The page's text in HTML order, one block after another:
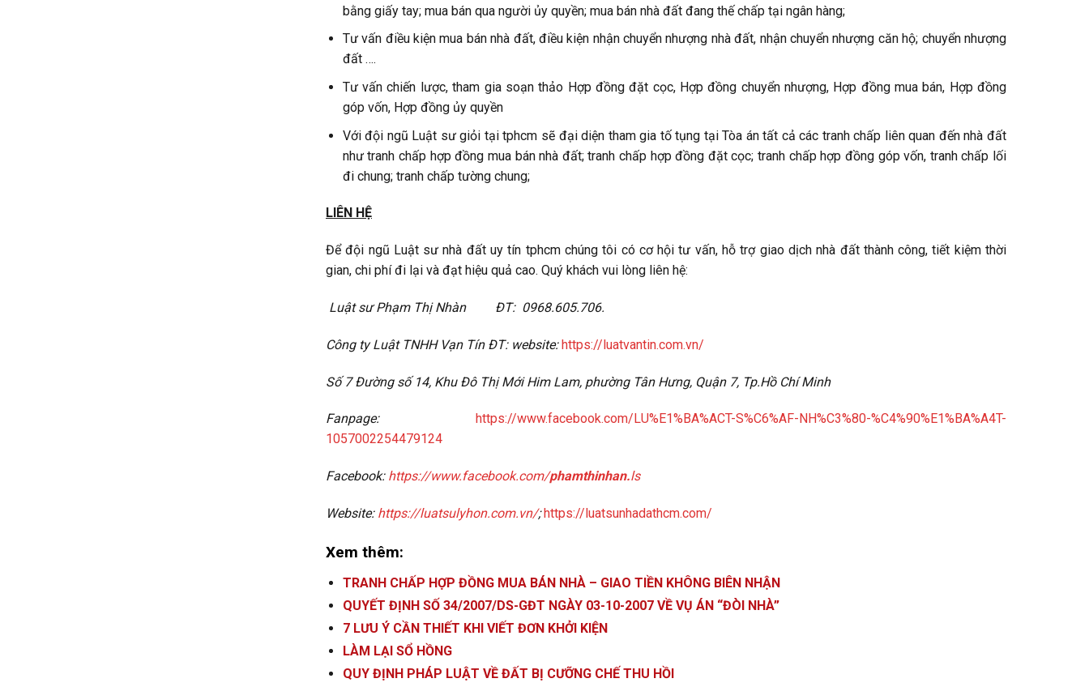
bằng giấy tay; mua bán qua người ủy quyền; mua bán nhà đất đang thế chấp tại ngân hàng;
Tư vấn điều kiện mua bán nhà đất, điều kiện nhận chuyển nhượng nhà đất, nhận chuyển nhượng căn hộ; chuyển nhượng
đất ….
Tư vấn chiến lược, tham gia soạn thảo Hợp đồng đặt cọc, Hợp đồng chuyển nhượng, Hợp đồng mua bán, Hợp đồng
góp vốn, Hợp đồng ủy quyền
Với đội ngũ Luật sư giỏi tại tphcm sẽ đại diện tham gia tố tụng tại Tòa án tất cả các tranh chấp liên quan đến nhà đất
như tranh chấp hợp đồng mua bán nhà đất; tranh chấp hợp đồng đặt cọc; tranh chấp hợp đồng góp vốn, tranh chấp lối
đi chung; tranh chấp tường chung;
LIÊN HỆ
Để đội ngũ Luật sư nhà đất uy tín tphcm chúng tôi có cơ hội tư vấn, hỗ trợ giao dịch nhà đất thành công, tiết kiệm thời
gian, chi phí đi lại và đạt hiệu quả cao. Quý khách vui lòng liên hệ:
Luật sư Phạm Thị Nhàn ĐT: 0968.605.706.
Công ty Luật TNHH Vạn Tín ĐT: website: https://luatvantin.com.vn/
Số 7 Đường số 14, Khu Đô Thị Mới Him Lam, phường Tân Hưng, Quận 7, Tp.Hồ Chí Minh
Fanpage:
https://www.facebook.com/LU%E1%BA%ACT-S%C6%AF-NH%C3%80-%C4%90%E1%BA%A4T-
1057002254479124
Facebook: https://www.facebook.com/phamthinhan.ls
Website: https://luatsulyhon.com.vn/;https://luatsunhadathcm.com/
Xem thêm:
TRANH CHẤP HỢP ĐỒNG MUA BÁN NHÀ – GIAO TIỀN KHÔNG BIÊN NHẬN
QUYẾT ĐỊNH SỐ 34/2007/DS-GĐT NGÀY 03-10-2007 VỀ VỤ ÁN “ĐÒI NHÀ”
7 LƯU Ý CẦN THIẾT KHI VIẾT ĐƠN KHỞI KIỆN
LÀM LẠI SỔ HỒNG
QUY ĐỊNH PHÁP LUẬT VỀ ĐẤT BỊ CƯỠNG CHẾ THU HỒI